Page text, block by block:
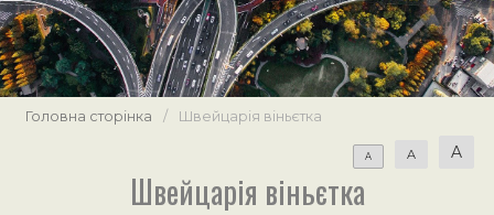
Головна сторінка / Швейцарія віньєтка
A A A
Швейцарія віньєтка